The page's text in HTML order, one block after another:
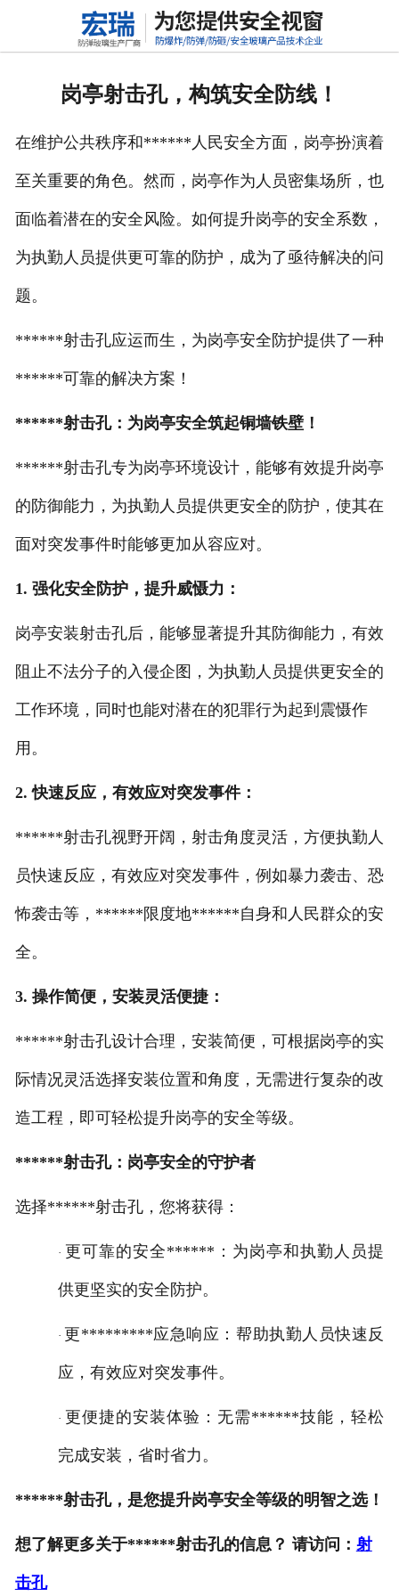
网站首页
联系我们
岗亭射击孔，构筑安全防线！
在维护公共秩序和******人民安全方面，岗亭扮演着
至关重要的角色。然而，岗亭作为人员密集场所，也
面临着潜在的安全风险。如何提升岗亭的安全系数，
为执勤人员提供更可靠的防护，成为了亟待解决的问
题。
******射击孔应运而生，为岗亭安全防护提供了一种
******可靠的解决方案！
******射击孔：为岗亭安全筑起铜墙铁壁！
******射击孔专为岗亭环境设计，能够有效提升岗亭
的防御能力，为执勤人员提供更安全的防护，使其在
面对突发事件时能够更加从容应对。
1. 强化安全防护，提升威慑力：
岗亭安装射击孔后，能够显著提升其防御能力，有效
阻止不法分子的入侵企图，为执勤人员提供更安全的
工作环境，同时也能对潜在的犯罪行为起到震慑作
用。
2. 快速反应，有效应对突发事件：
******射击孔视野开阔，射击角度灵活，方便执勤人
员快速反应，有效应对突发事件，例如暴力袭击、恐
怖袭击等，******限度地******自身和人民群众的安
全。
3. 操作简便，安装灵活便捷：
******射击孔设计合理，安装简便，可根据岗亭的实
际情况灵活选择安装位置和角度，无需进行复杂的改
造工程，即可轻松提升岗亭的安全等级。
******射击孔：岗亭安全的守护者
选择******射击孔，您将获得：
· 更可靠的安全******：为岗亭和执勤人员提
供更坚实的安全防护。
· 更*********应急响应：帮助执勤人员快速反
应，有效应对突发事件。
· 更便捷的安装体验：无需******技能，轻松
完成安装，省时省力。
******射击孔，是您提升岗亭安全等级的明智之选！
想了解更多关于******射击孔的信息？ 请访问： 射
击孔